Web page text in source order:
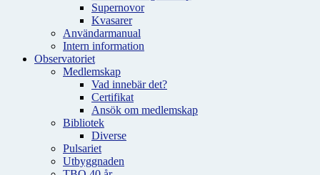
Supernovor
Kvasarer
Användarmanual
Intern information
Observatoriet
Medlemskap
Vad innebär det?
Certifikat
Ansök om medlemskap
Bibliotek
Diverse
Pulsariet
Utbyggnaden